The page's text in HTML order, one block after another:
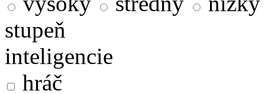
stupeň
inteligencie
hráč